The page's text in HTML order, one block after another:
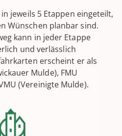
jeweils 5 Etappen eingeteilt,
Wünschen planbar sind.
kann in jeder Etappe
und verlässlich
erscheint er als
Mulde), FMU
(Vereinigte Mulde).